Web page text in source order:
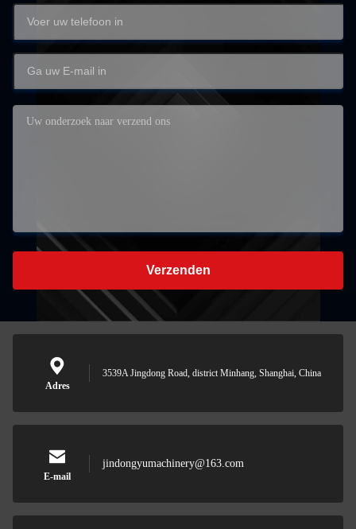
Verzenden
Adres
3539A Jingdong Road, district Minhang, Shanghai, China
E-mail
jindongyumachinery@163.com